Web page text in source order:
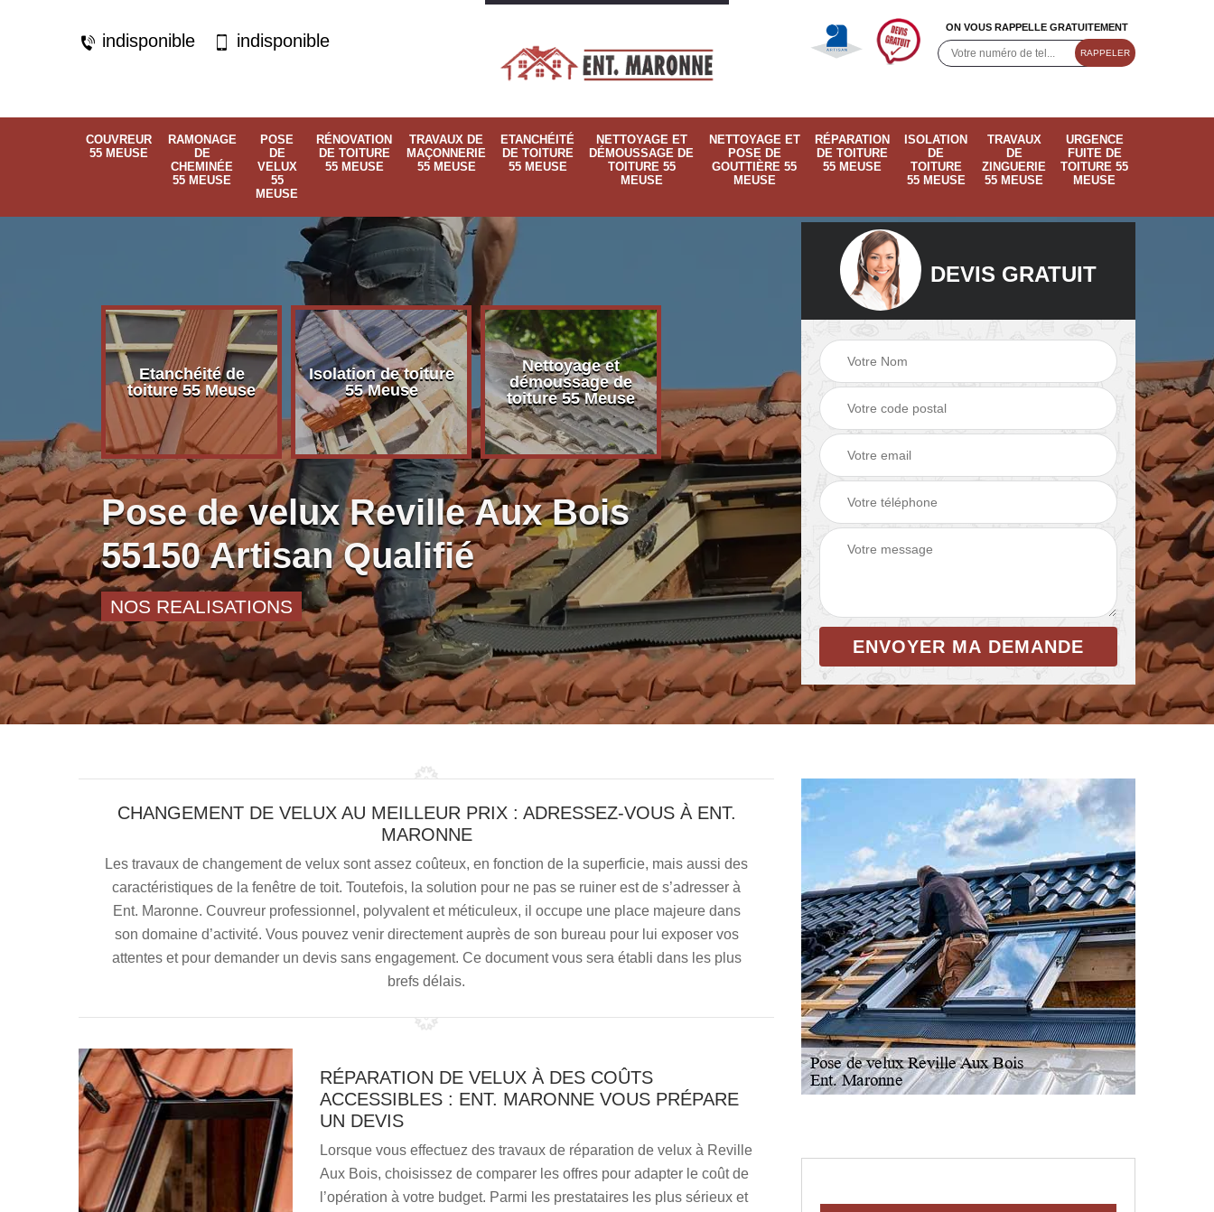
indisponible indisponible
ON VOUS RAPPELLE GRATUITEMENT
COUVREUR
55 MEUSE
RAMONAGE
DE
CHEMINÉE
55 MEUSE
POSE
DE
VELUX
55
MEUSE
RÉNOVATION
DE TOITURE
55 MEUSE
TRAVAUX DE
MAÇONNERIE
55 MEUSE
ETANCHÉITÉ
DE TOITURE
55 MEUSE
NETTOYAGE ET
DÉMOUSSAGE DE
TOITURE 55
MEUSE
NETTOYAGE ET
POSE DE
GOUTTIÈRE 55
MEUSE
RÉPARATION
DE TOITURE
55 MEUSE
ISOLATION
DE
TOITURE
55 MEUSE
TRAVAUX
DE
ZINGUERIE
55 MEUSE
URGENCE
FUITE DE
TOITURE 55
MEUSE
Etanchéité de
toiture 55 Meuse
Isolation de toiture
55 Meuse
Nettoyage et
démoussage de
toiture 55 Meuse
Nettoyage et pose
de gouttière 55
Meuse
Meuse
Ramonage de
cheminée 55
Pose de velux Reville Aux Bois
55150 Artisan Qualifié
NOS REALISATIONS
DEVIS GRATUIT
CHANGEMENT DE VELUX AU MEILLEUR PRIX : ADRESSEZ-VOUS À ENT.
MARONNE
Les travaux de changement de velux sont assez coûteux, en fonction de la superficie, mais aussi des
caractéristiques de la fenêtre de toit. Toutefois, la solution pour ne pas se ruiner est de s’adresser à
Ent. Maronne. Couvreur professionnel, polyvalent et méticuleux, il occupe une place majeure dans
son domaine d’activité. Vous pouvez venir directement auprès de son bureau pour lui exposer vos
attentes et pour demander un devis sans engagement. Ce document vous sera établi dans les plus
brefs délais.
RÉPARATION DE VELUX À DES COÛTS
ACCESSIBLES : ENT. MARONNE VOUS PRÉPARE
UN DEVIS
Lorsque vous effectuez des travaux de réparation de velux à Reville
Aux Bois, choisissez de comparer les offres pour adapter le coût de
l’opération à votre budget. Parmi les prestataires les plus sérieux et